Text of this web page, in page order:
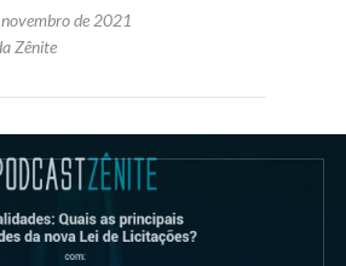
de 2021
Zênite